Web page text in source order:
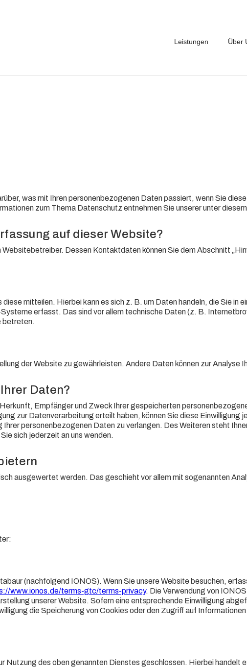
Leistungen Über
was mit Ihren personenbezogenen Daten passiert, wenn Sie
zum Thema Datenschutz entnehmen Sie unserer unter
auf dieser Website?
Dessen Kontaktdaten können Sie dem Abschnitt
mitteilen. Hierbei kann es sich z. B. um Daten handeln, die Sie
erfasst. Das sind vor allem technische Daten (z. B.
betreten.
der Website zu gewährleisten. Andere Daten können zur Analyse
Daten?
Empfänger und Zweck Ihrer gespeicherten
zur Datenverarbeitung erteilt haben, können Sie diese
personenbezogenen Daten zu verlangen. Des Weiteren steht
sich jederzeit an uns wenden.
ausgewertet werden. Das geschieht vor allem mit sogenannten
(nachfolgend IONOS). Wenn Sie unsere Website besuchen,
www.ionos.de/terms-gtc/terms-privacy. Die Verwendung von
unserer Website. Sofern eine entsprechende Einwilligung
die Speicherung von Cookies oder den Zugriff auf
Nutzung des oben genannten Dienstes geschlossen. Hierbei